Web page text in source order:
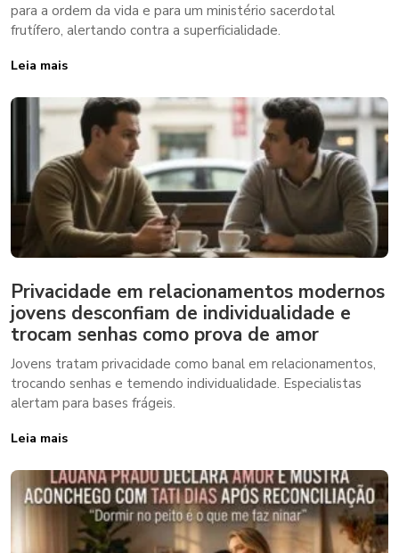
para a ordem da vida e para um ministério sacerdotal
frutífero, alertando contra a superficialidade.
Leia mais
Privacidade em relacionamentos modernos
jovens desconfiam de individualidade e
trocam senhas como prova de amor
Jovens tratam privacidade como banal em relacionamentos,
trocando senhas e temendo individualidade. Especialistas
alertam para bases frágeis.
Leia mais